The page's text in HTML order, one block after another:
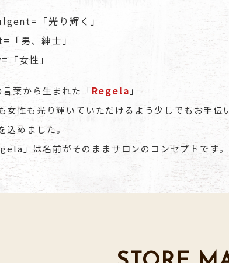
「光り輝く」
「男、紳士」
「女性」
言葉から生まれた「Regela 」
女性も光り輝いていただけるよう少しでもお手伝
込めました。
」は名前がそのままサロンのコンセプトです。